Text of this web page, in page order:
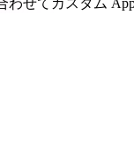
わせてカスタム